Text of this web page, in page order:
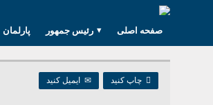
پارلمان رئیس جمهور صفحه اصلی
 چاپ کنید ✉ ایمیل کنید